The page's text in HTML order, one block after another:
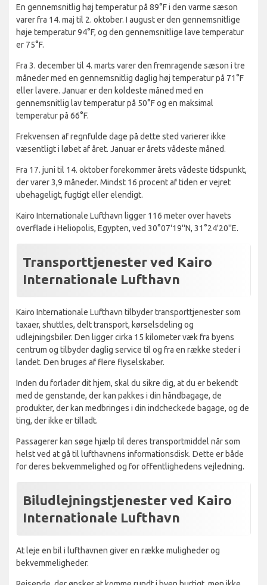
En gennemsnitlig høj temperatur på 89°F i den varme sæson
varer fra 14. maj til 2. oktober. I august er den gennemsnitlige
høje temperatur 94°F, og den gennemsnitlige lave temperatur
er 75°F.
Fra 3. december til 4. marts varer den fremragende sæson i tre
måneder med en gennemsnitlig daglig høj temperatur på 71°F
eller lavere. Januar er den koldeste måned med en
gennemsnitlig lav temperatur på 50°F og en maksimal
temperatur på 66°F.
Frekvensen af regnfulde dage på dette sted varierer ikke
væsentligt i løbet af året. Januar er årets vådeste måned.
Fra 17. juni til 14. oktober forekommer årets vådeste tidspunkt,
der varer 3,9 måneder. Mindst 16 procent af tiden er vejret
ubehageligt, fugtigt eller elendigt.
Kairo Internationale Lufthavn ligger 116 meter over havets
overflade i Heliopolis, Egypten, ved 30°07'19''N, 31°24'20''E.
Transporttjenester ved Kairo
Internationale Lufthavn
Kairo Internationale Lufthavn tilbyder transporttjenester som
taxaer, shuttles, delt transport, kørselsdeling og
udlejningsbiler. Den ligger cirka 15 kilometer væk fra byens
centrum og tilbyder daglig service til og fra en række steder i
landet. Den bruges af flere flyselskaber.
Inden du forlader dit hjem, skal du sikre dig, at du er bekendt
med de genstande, der kan pakkes i din håndbagage, de
produkter, der kan medbringes i din indcheckede bagage, og de
ting, der ikke er tilladt.
Passagerer kan søge hjælp til deres transportmiddel når som
helst ved at gå til lufthavnens informationsdisk. Dette er både
for deres bekvemmelighed og for offentlighedens vejledning.
Biludlejningstjenester ved Kairo
Internationale Lufthavn
At leje en bil i lufthavnen giver en række muligheder og
bekvemmeligheder.